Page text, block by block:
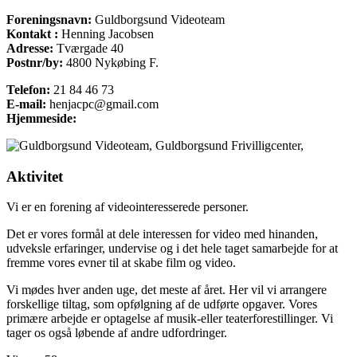
Foreningsnavn: Guldborgsund Videoteam
Kontakt : Henning Jacobsen
Adresse: Tværgade 40
Postnr/by: 4800 Nykøbing F.
Telefon: 21 84 46 73
E-mail: henjacpc@gmail.com
Hjemmeside:
Aktivitet
Vi er en forening af videointeresserede personer.
Det er vores formål at dele interessen for video med hinanden,
udveksle erfaringer, undervise og i det hele taget samarbejde for at
fremme vores evner til at skabe film og video.
Vi mødes hver anden uge, det meste af året. Her vil vi arrangere
forskellige tiltag, som opfølgning af de udførte opgaver. Vores
primære arbejde er optagelse af musik-eller teaterforestillinger. Vi
tager os også løbende af andre udfordringer.